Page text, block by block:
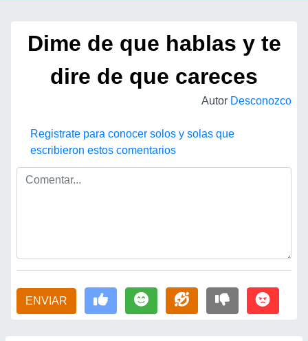
Dime de que hablas y te
dire de que careces
Autor Desconozco
Registrate para conocer solos y solas que
escribieron estos comentarios
ENVIAR